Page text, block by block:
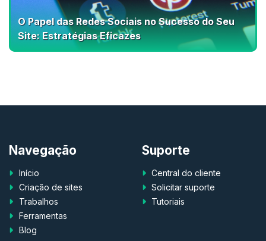
O Papel das Redes Sociais no Sucesso do Seu
Site: Estratégias Eficazes
Navegação
Início
Criação de sites
Trabalhos
Ferramentas
Blog
Suporte
Central do cliente
Solicitar suporte
Tutoriais